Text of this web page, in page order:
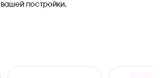
вашей постройки.